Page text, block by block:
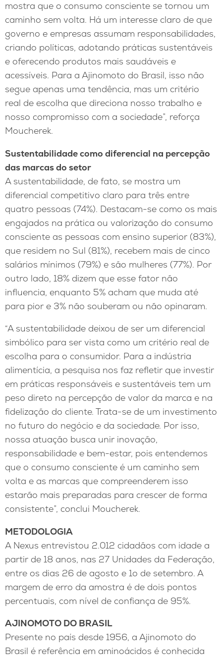
mostra que o consumo consciente se tornou um
caminho sem volta. Há um interesse claro de que
governo e empresas assumam responsabilidades,
criando políticas, adotando práticas sustentáveis
e oferecendo produtos mais saudáveis e
acessíveis. Para a Ajinomoto do Brasil, isso não
segue apenas uma tendência, mas um critério
real de escolha que direciona nosso trabalho e
nosso compromisso com a sociedade”, reforça
Moucherek.
Sustentabilidade como diferencial na percepção
das marcas do setor
A sustentabilidade, de fato, se mostra um
diferencial competitivo claro para três entre
quatro pessoas (74%). Destacam-se como os mais
engajados na prática ou valorização do consumo
consciente as pessoas com ensino superior (83%),
que residem no Sul (81%), recebem mais de cinco
salários mínimos (79%) e são mulheres (77%). Por
outro lado, 18% dizem que esse fator não
influencia, enquanto 5% acham que muda até
para pior e 3% não souberam ou não opinaram.
“A sustentabilidade deixou de ser um diferencial
simbólico para ser vista como um critério real de
escolha para o consumidor. Para a indústria
alimentícia, a pesquisa nos faz refletir que investir
em práticas responsáveis e sustentáveis tem um
peso direto na percepção de valor da marca e na
fidelização do cliente. Trata-se de um investimento
no futuro do negócio e da sociedade. Por isso,
nossa atuação busca unir inovação,
responsabilidade e bem-estar, pois entendemos
que o consumo consciente é um caminho sem
volta e as marcas que compreenderem isso
estarão mais preparadas para crescer de forma
consistente”, conclui Moucherek.
METODOLOGIA
A Nexus entrevistou 2.012 cidadãos com idade a
partir de 18 anos, nas 27 Unidades da Federação,
entre os dias 26 de agosto e 1o de setembro. A
margem de erro da amostra é de dois pontos
percentuais, com nível de confiança de 95%.
AJINOMOTO DO BRASIL
Presente no país desde 1956, a Ajinomoto do
Brasil é referência em aminoácidos é conhecida